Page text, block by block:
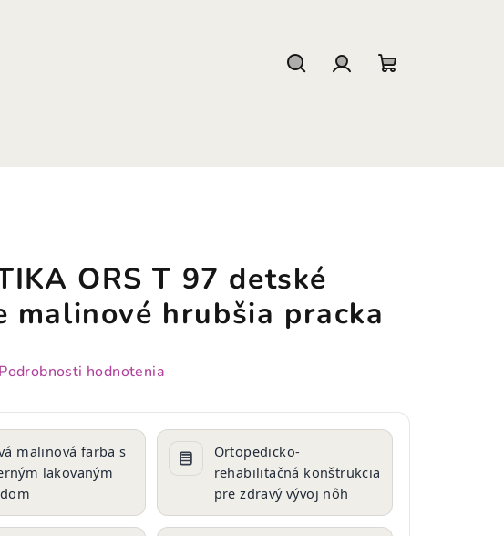
ORS T 97 detské
malinové hrubšia pracka
Podrobnosti hodnotenia
malinová farba s
lakovaným
Ortopedicko-
rehabilitačná konštrukcia
pre zdravý vývoj nôh